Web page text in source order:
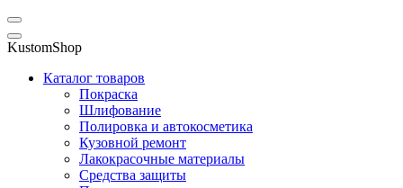
KustomShop
Каталог товаров
Покраска
Шлифование
Полировка и автокосметика
Кузовной ремонт
Лакокрасочные материалы
Средства защиты